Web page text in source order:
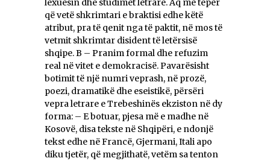
lexuesin dhe studimet letrare. Aq më tepër
që vetë shkrimtari e braktisi edhe këtë
atribut, pra të qenit nga të paktit, në mos të
vetmit shkrimtar disident të letërsisë
shqipe. B – Pranim formal dhe refuzim
real në vitet e demokracisë. Pavarësisht
botimit të një numri veprash, në prozë,
poezi, dramatikë dhe eseistikë, përsëri
vepra letrare e Trebeshinës ekziston në dy
forma: – E botuar, pjesa më e madhe në
Kosovë, disa tekste në Shqipëri, e ndonjë
tekst edhe në Francë, Gjermani, Itali apo
diku tjetër, që megjithatë, vetëm sa tenton